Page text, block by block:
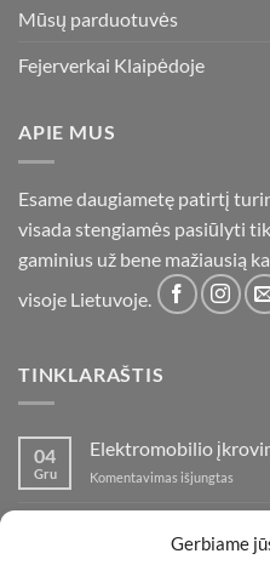
Gerbiame
Mūsų parduotuvės
Fejerverkai Klaipėdoje
APIE MUS
Esame daugiametę patirtį
visada stengiamės pasiūlyti
gaminius už bene mažiausią
visoje Lietuvoje.
TINKLARAŠTIS
04
Gru
Elektromobilio
Komentavimas išjungtas
įraše